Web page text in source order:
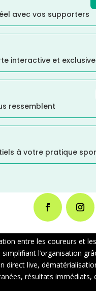
avec vos supporters
interactive et exclusive
ressemblent
à votre pratique
entre les coureurs et les
l’organisation
direct live,
résultats immédiats,